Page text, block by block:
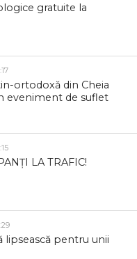
gratuite la
ortodoxă din Cheia
eveniment de suflet
LA TRAFIC!
lipsească pentru unii